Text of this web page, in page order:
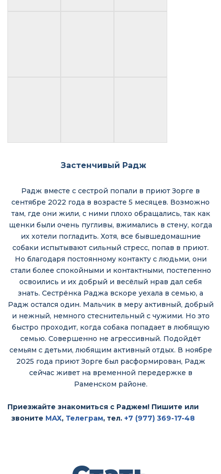
Застенчивый Радж
Радж вместе с сестрой попали в приют Зорге в
сентябре 2022 года в возрасте 5 месяцев. Возможно
там, где они жили, с ними плохо обращались, так как
щенки были очень пугливы, вжимались в стену, когда
их хотели погладить. Хотя, все бывшедомашние
собаки испытывают сильный стресс, попав в приют.
Но благодаря постоянному контакту с людьми, они
стали более спокойными и контактными, постепенно
освоились и их добрый и весёлый нрав дал себя
знать. Сестрёнка Раджа вскоре уехала в семью, а
Радж остался один. Мальчик в меру активный, добрый
и нежный, немного стеснительный с чужими. Но это
быстро проходит, когда собака попадает в любящую
семью. Совершенно не агрессивный. Подойдёт
семьям с детьми, любящим активный отдых. В ноябре
2025 года приют Зорге был расформирован, Радж
сейчас живет на временной передержке в
Раменском районе.
Приезжайте знакомиться с Раджем! Пишите или
звоните МАХ, Телеграм, тел. +7 (977) 369-17-48